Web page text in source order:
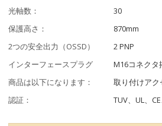
光軸数：
30
保護高さ：
870mm
2つの安全出力（OSSD）
2 PNP
インターフェースプラグ
M16コネクタ
商品は以下になります：
取り付けアク
認証：
TUV、UL、